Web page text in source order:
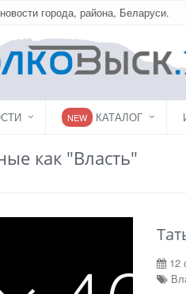
города, района, Беларуси.
NEW КАТАЛОГ
как "Власть"
12